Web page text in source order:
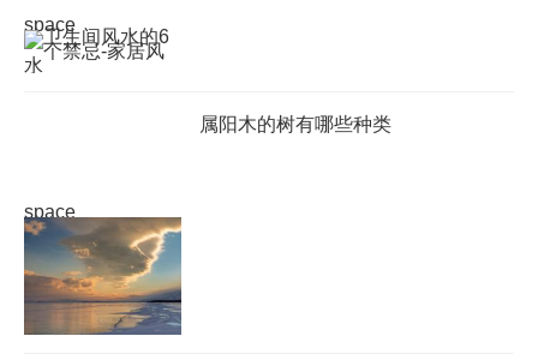
space
space
属阳木的树有哪些种类